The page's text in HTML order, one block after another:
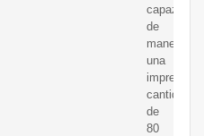
capaz
de
manejar
una
cantidad
de
80